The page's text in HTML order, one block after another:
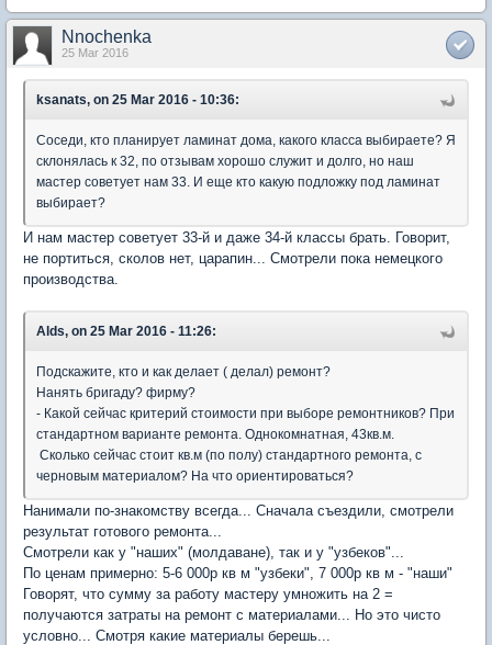
Nnochenka
25 Mar 2016
ksanats, on 25 Mar 2016 - 10:36:
Соседи, кто планирует ламинат дома, какого класса выбираете? Я
склонялась к 32, по отзывам хорошо служит и долго, но наш
мастер советует нам 33. И еще кто какую подложку под ламинат
выбирает?
И нам мастер советует 33-й и даже 34-й классы брать. Говорит,
не портиться, сколов нет, царапин... Смотрели пока немецкого
производства.
Alds, on 25 Mar 2016 - 11:26:
Подскажите, кто и как делает ( делал) ремонт?
Нанять бригаду? фирму?
- Какой сейчас критерий стоимости при выборе ремонтников? При
стандартном варианте ремонта. Однокомнатная, 43кв.м.
Сколько сейчас стоит кв.м (по полу) стандартного ремонта, с
черновым материалом? На что ориентироваться?
Нанимали по-знакомству всегда... Сначала съездили, смотрели
результат готового ремонта...
Смотрели как у "наших" (молдаване), так и у "узбеков"...
По ценам примерно: 5-6 000р кв м "узбеки", 7 000р кв м - "наши"
Говорят, что сумму за работу мастеру умножить на 2 =
получаются затраты на ремонт с материалами... Но это чисто
условно... Смотря какие материалы берешь...